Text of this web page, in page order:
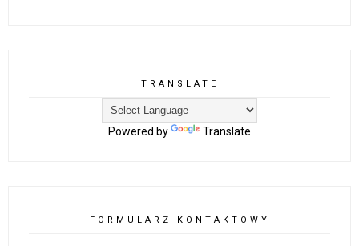
TRANSLATE
Powered by Translate
FORMULARZ KONTAKTOWY